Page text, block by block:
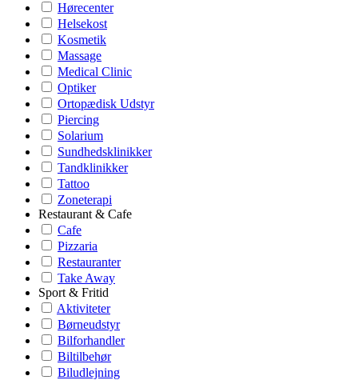
Hørecenter
Helsekost
Kosmetik
Massage
Medical Clinic
Optiker
Ortopædisk Udstyr
Piercing
Solarium
Sundhedsklinikker
Tandklinikker
Tattoo
Zoneterapi
Restaurant & Cafe
Cafe
Pizzaria
Restauranter
Take Away
Sport & Fritid
Aktiviteter
Børneudstyr
Bilforhandler
Biltilbehør
Biludlejning